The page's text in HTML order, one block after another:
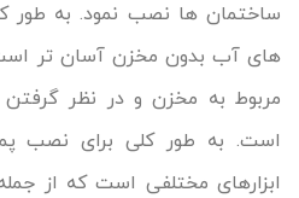
ساختمان ها نصب نمود. به طور
های آب بدون مخزن آسان تر
مربوط به مخزن و در نظر گرفتن
است. به طور کلی برای نصب
ابزارهای مختلفی است که از